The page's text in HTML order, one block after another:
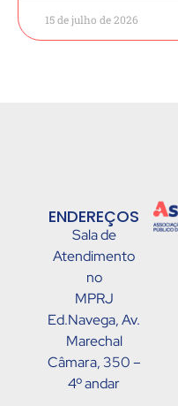
15 de julho de 2026
ENDEREÇOS
Sala de
Atendimento
no
MPRJ
Ed.Navega, Av.
Marechal
Câmara, 350 –
4º andar